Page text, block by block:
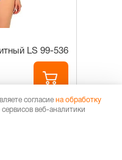
LS 99-536
согласие на обработку
веб-аналитики